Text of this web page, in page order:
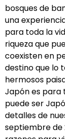
bosques de
una
para toda la
riqueza que
coexisten en
destino que lo
hermosos
Japón es para
puede ser
detalles de
septiembre de